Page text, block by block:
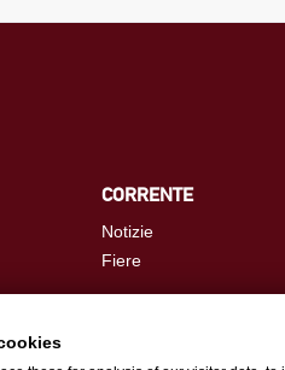
CORRENTE
Notizie
Fiere